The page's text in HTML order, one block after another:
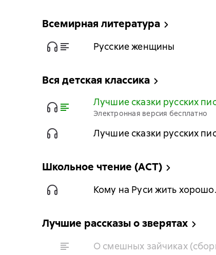
Всемирная литература
Русские женщины
Вся детская классика
Лучшие сказки русских
Электронная версия бесплатно
Лучшие сказки русских
Школьное чтение (АСТ)
Кому на Руси жить
Лучшие рассказы о зверятах
О смешных зайчиках